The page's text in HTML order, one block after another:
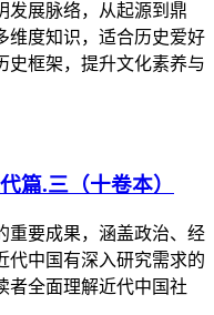
发展脉络，从起源到鼎
维度知识，适合历史爱好
史框架，提升文化素养与
.三（十卷本）
重要成果，涵盖政治、经
代中国有深入研究需求的
者全面理解近代中国社